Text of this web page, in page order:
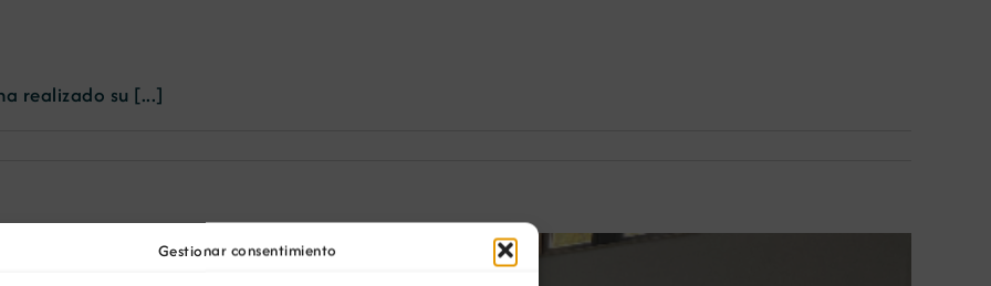
Gestionar consentimiento
realizado su [...]